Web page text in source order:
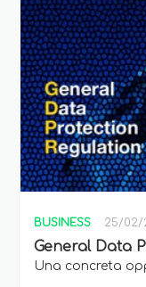
BUSINESS 25/02/
General Data
Una concreta